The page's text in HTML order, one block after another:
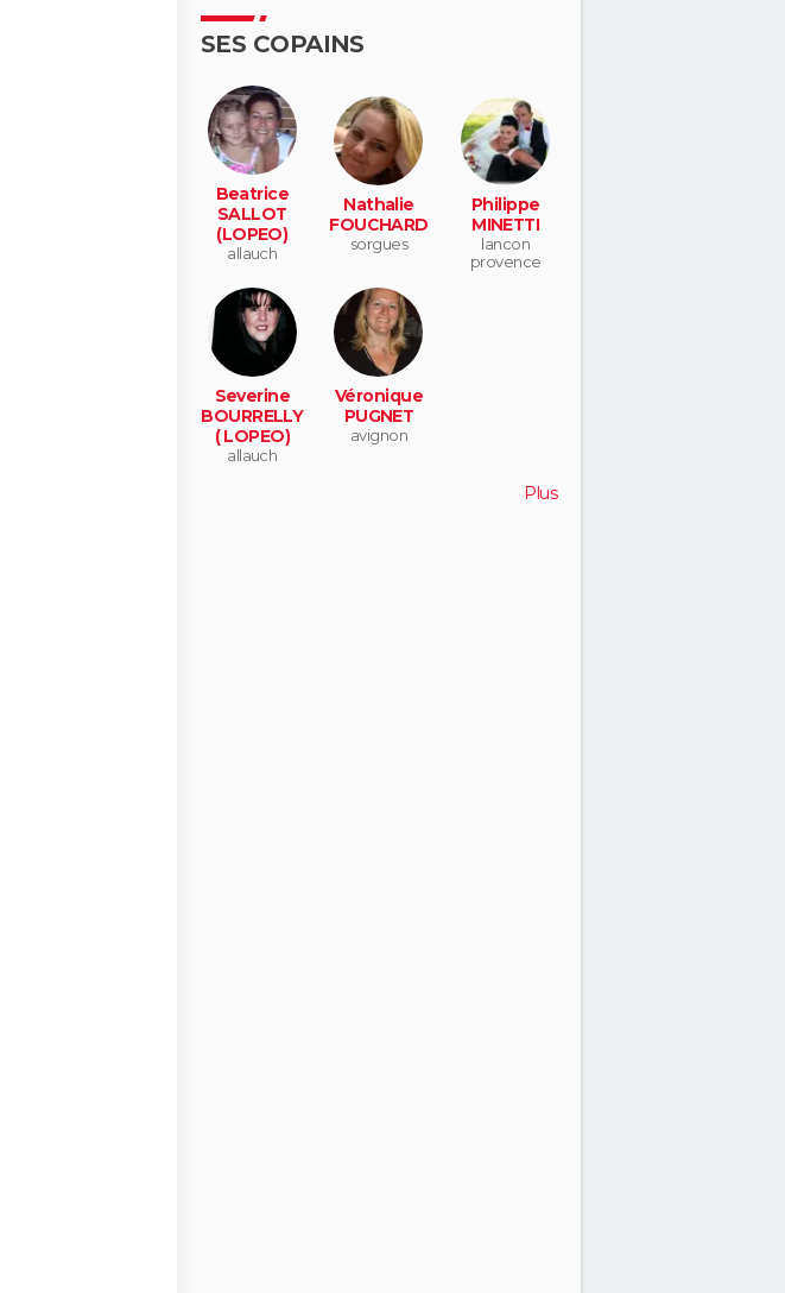
SES COPAINS
Beatrice
SALLOT
(LOPEO)
allauch
Nathalie
FOUCHARD
sorgues
Philippe
MINETTI
lancon
provence
Severine
BOURRELLY
( LOPEO)
allauch
Véronique
PUGNET
avignon
Plus